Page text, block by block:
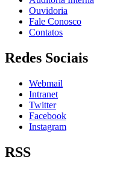
Ouvidoria
Fale Conosco
Contatos
Redes Sociais
Webmail
Intranet
Twitter
Facebook
Instagram
RSS